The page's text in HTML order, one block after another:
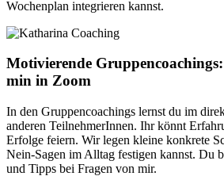
Wochenplan integrieren kannst.
Motivierende
min in Zoom
In den Gruppencoachings lernst du im
anderen TeilnehmerInnen. Ihr könnt
Erfolge feiern. Wir legen kleine konkrete
Nein-Sagen im Alltag festigen kannst. Du
und Tipps bei Fragen von mir.